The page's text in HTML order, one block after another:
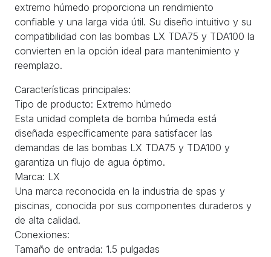
extremo húmedo proporciona un rendimiento
confiable y una larga vida útil. Su diseño intuitivo y su
compatibilidad con las bombas LX TDA75 y TDA100 la
convierten en la opción ideal para mantenimiento y
reemplazo.
Características principales:
Tipo de producto: Extremo húmedo
Esta unidad completa de bomba húmeda está
diseñada específicamente para satisfacer las
demandas de las bombas LX TDA75 y TDA100 y
garantiza un flujo de agua óptimo.
Marca: LX
Una marca reconocida en la industria de spas y
piscinas, conocida por sus componentes duraderos y
de alta calidad.
Conexiones:
Tamaño de entrada: 1.5 pulgadas